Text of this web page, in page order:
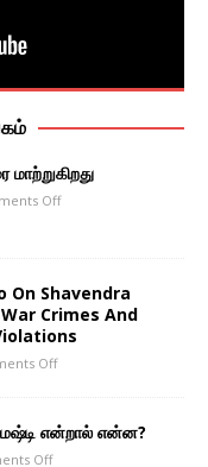
Off
On Shavendra
Crimes And
Off
என்றால் என்ன?
Off